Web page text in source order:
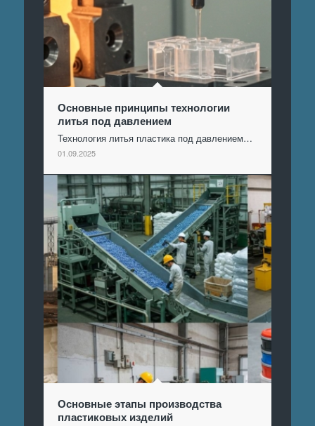
Основные принципы технологии
литья под давлением
Технология литья пластика под давлением…
01.09.2025
Основные этапы производства
пластиковых изделий